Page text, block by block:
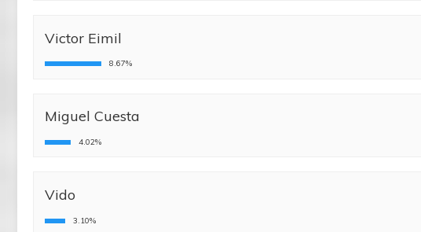
Victor Eimil
8.67%
Miguel Cuesta
4.02%
Vido
3.10%